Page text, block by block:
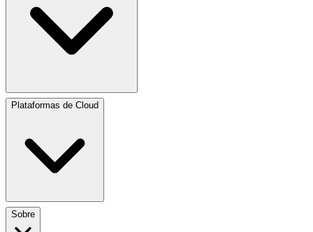
Plataformas de Cloud
Sobre